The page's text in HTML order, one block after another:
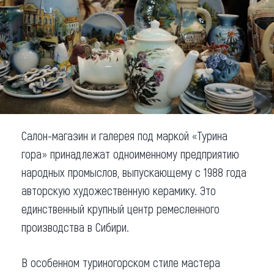
Салон-магазин и галерея под маркой «Турина
гора» принадлежат одноименному предприятию
народных промыслов, выпускающему с 1988 года
авторскую художественную керамику. Это
единственный крупный центр ремесленного
производства в Сибири.
В особенном туриногорском стиле мастера